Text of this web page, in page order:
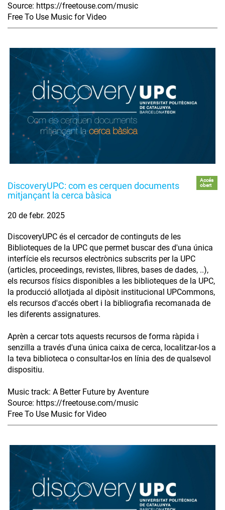
Source: https://freetouse.com/music
Free To Use Music for Video
DiscoveryUPC: com es cerquen documents
mitjançant la cerca bàsica
Accés
obert
20 de febr. 2025
DiscoveryUPC és el cercador de continguts de les
Biblioteques de la UPC que permet buscar des d'una única
interfície els recursos electrònics subscrits per la UPC
(articles, proceedings, revistes, llibres, bases de dades, ..),
els recursos físics disponibles a les biblioteques de la UPC,
la producció allotjada al dipòsit institucional UPCommons,
els recursos d'accés obert i la bibliografia recomanada de
les diferents assignatures.
Aprèn a cercar tots aquests recursos de forma ràpida i
senzilla a través d'una única caixa de cerca, localitzar-los a
la teva biblioteca o consultar-los en línia des de qualsevol
dispositiu.
Music track: A Better Future by Aventure
Source: https://freetouse.com/music
Free To Use Music for Video